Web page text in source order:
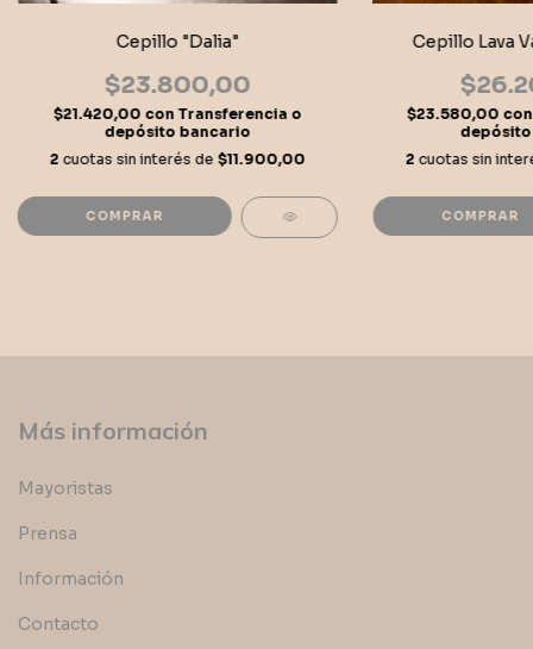
Cepillo "Dalia"
$23.800,00
$21.420,00 con Transferencia o
depósito bancario
2 cuotas sin interés de $11.900,00
Cepillo Lava
$23.580,00 con
2 cuotas sin
COMPRAR
Más información
Mayoristas
Prensa
Información
Contacto